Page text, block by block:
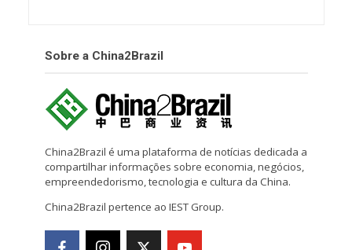
Sobre a China2Brazil
China2Brazil é uma plataforma de notícias dedicada a
compartilhar informações sobre economia, negócios,
empreendedorismo, tecnologia e cultura da China.
China2Brazil pertence ao IEST Group.